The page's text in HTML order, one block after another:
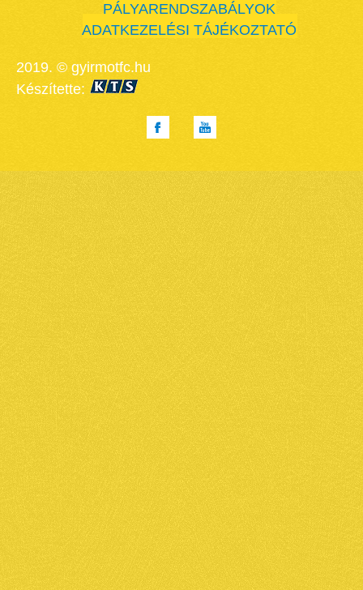
PÁLYARENDSZABÁLYOK
ADATKEZELÉSI TÁJÉKOZTATÓ
2019. © gyirmotfc.hu
Készítette: